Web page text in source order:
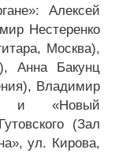
Алексей
Нестеренко
Москва),
Анна Бакунц
Владимир
и «Новый
(Зал
ул. Кирова,